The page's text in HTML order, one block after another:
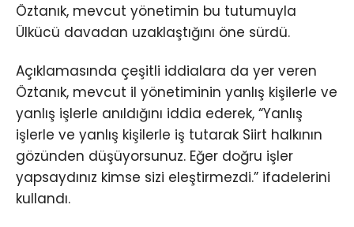
Öztanık, mevcut yönetimin bu tutumuyla
Ülkücü davadan uzaklaştığını öne sürdü.
Açıklamasında çeşitli iddialara da yer veren
Öztanık, mevcut il yönetiminin yanlış kişilerle ve
yanlış işlerle anıldığını iddia ederek, “Yanlış
işlerle ve yanlış kişilerle iş tutarak Siirt halkının
gözünden düşüyorsunuz. Eğer doğru işler
yapsaydınız kimse sizi eleştirmezdi.” ifadelerini
kullandı.